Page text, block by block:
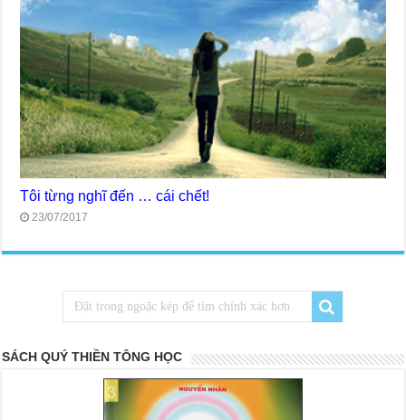
Tôi từng nghĩ đến … cái chết!
23/07/2017
SÁCH QUÝ THIỀN TÔNG HỌC